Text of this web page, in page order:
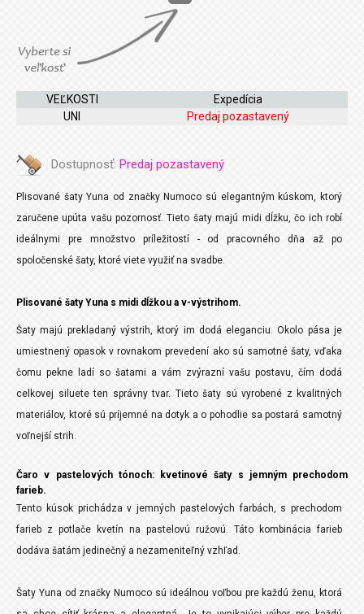
VEĽKOSTI
Expedícia
UNI
Predaj pozastavený
Dostupnosť: Predaj pozastavený
Plisované šaty Yuna od značky Numoco sú elegantným kúskom, ktorý
zaručene upúta vašu pozornosť. Tieto šaty majú midi dĺžku, čo ich robí
ideálnymi pre množstvo príležitostí - od pracovného dňa až po
spoločenské šaty, ktoré viete využiť na svadbe.
Plisované šaty Yuna s midi dĺžkou a v-výstrihom.
Šaty majú prekladaný výstrih, ktorý im dodá eleganciu. Okolo pása je
umiestnený opasok v rovnakom prevedení ako sú samotné šaty, vďaka
čomu pekne ladí so šatami a vám zvýrazní vašu postavu, čím dodá
celkovej siluete ten správny tvar. Tieto šaty sú vyrobené z kvalitných
materiálov, ktoré sú príjemné na dotyk a o pohodlie sa postará samotný
voľnejší strih.
Čaro v pastelových tónoch: kvetinové šaty s jemným prechodom
farieb.
Tento kúsok prichádza v jemných pastelových farbách, s prechodom
farieb z potlače kvetín na pastelovú ružovú. Táto kombinácia farieb
dodáva šatám jedinečný a nezameniteľný vzhľad.
Šaty Yuna od značky Numoco sú ideálnou voľbou pre každú ženu, ktorá